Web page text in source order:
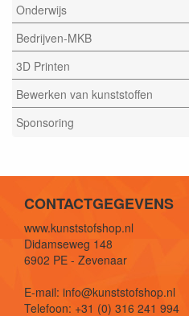
Onderwijs
Bedrijven-MKB
3D Printen
Bewerken van kunststoffen
Sponsoring
CONTACTGEGEVENS
www.kunststofshop.nl
Didamseweg 148
6902 PE - Zevenaar
E-mail: info@kunststofshop.nl
Telefoon: +31 (0) 316 241 994